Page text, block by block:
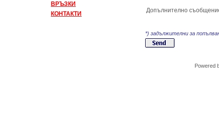
ВРЪЗКИ
КОНТАКТИ
Допълнително
*) задължителни за
Powered